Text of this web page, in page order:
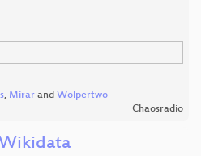
, Mirar and Wolpertwo
Chaosradio
Wikidata